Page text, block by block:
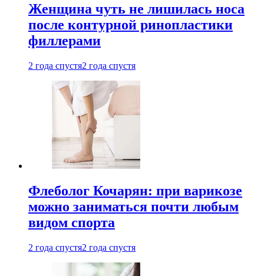
Женщина чуть не лишилась носа
после контурной ринопластики
филлерами
2 года спустя2 года спустя
Флеболог Кочарян: при варикозе
можно заниматься почти любым
видом спорта
2 года спустя2 года спустя